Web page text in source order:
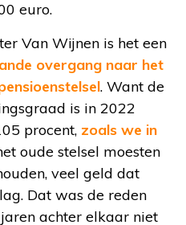
euro.
Van Wijnen is het een
overgang naar het
. Want de
is in 2022
procent, zoals we in
oude stelsel moesten
veel geld dat
Dat was de reden
achter elkaar niet